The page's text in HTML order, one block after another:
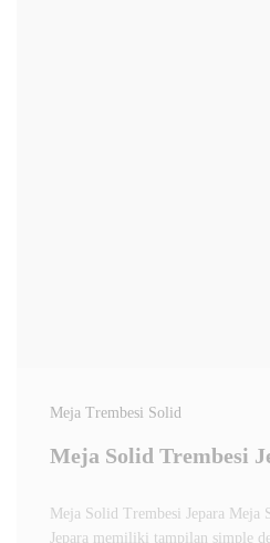
Meja Trembesi Solid
Meja Solid Trembesi
Meja Solid Trembesi Jepara Meja
Jepara memiliki tampilan simple